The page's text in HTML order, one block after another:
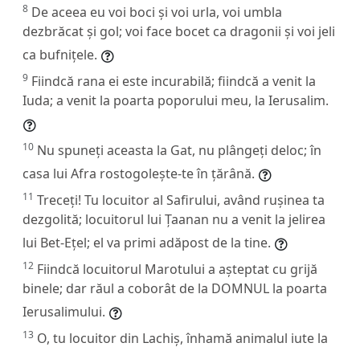
8 De aceea eu voi boci și voi urla, voi umbla
dezbrăcat și gol; voi face bocet ca dragonii și voi jeli
ca bufnițele.
9 Fiindcă rana ei este incurabilă; fiindcă a venit la
Iuda; a venit la poarta poporului meu, la Ierusalim.
10 Nu spuneți aceasta la Gat, nu plângeți deloc; în
casa lui Afra rostogolește-te în țărână.
11 Treceți! Tu locuitor al Safirului, având rușinea ta
dezgolită; locuitorul lui Țaanan nu a venit la jelirea
lui Bet-Ețel; el va primi adăpost de la tine.
12 Fiindcă locuitorul Marotului a așteptat cu grijă
binele; dar răul a coborât de la DOMNUL la poarta
Ierusalimului.
13 O, tu locuitor din Lachiș, înhamă animalul iute la